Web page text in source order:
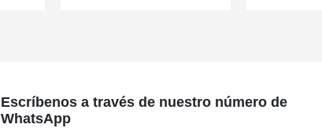
Escríbenos a través de nuestro número de
WhatsApp